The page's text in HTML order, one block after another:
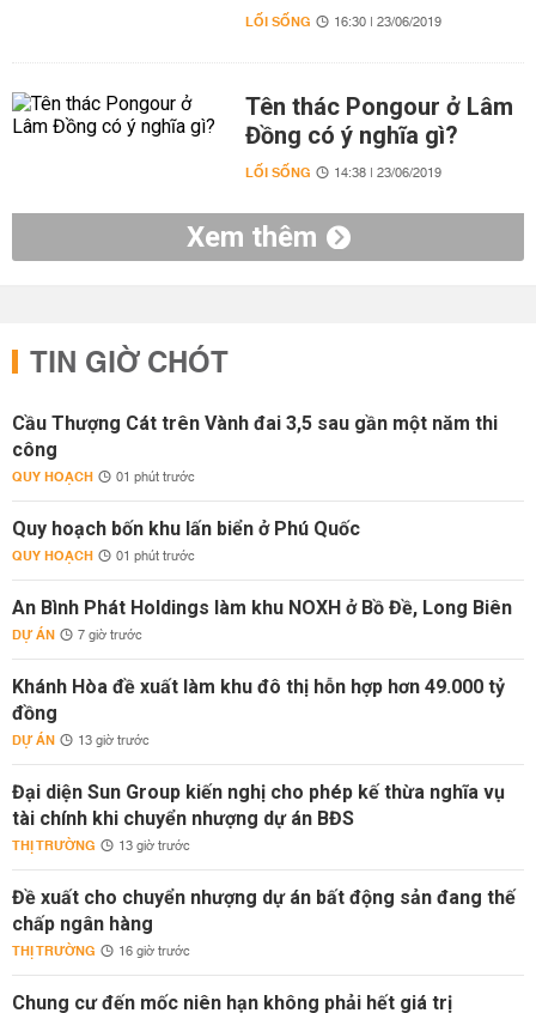
LỐI SỐNG 16:30 | 23/06/2019
Tên thác Pongour ở Lâm
Đồng có ý nghĩa gì?
LỐI SỐNG 14:38 | 23/06/2019
Xem thêm
TIN GIỜ CHÓT
Cầu Thượng Cát trên Vành đai 3,5 sau gần một năm thi
công
QUY HOẠCH 01 phút trước
Quy hoạch bốn khu lấn biển ở Phú Quốc
QUY HOẠCH 01 phút trước
An Bình Phát Holdings làm khu NOXH ở Bồ Đề, Long Biên
DỰ ÁN 7 giờ trước
Khánh Hòa đề xuất làm khu đô thị hỗn hợp hơn 49.000 tỷ
đồng
DỰ ÁN 13 giờ trước
Đại diện Sun Group kiến nghị cho phép kế thừa nghĩa vụ
tài chính khi chuyển nhượng dự án BĐS
THỊ TRƯỜNG 13 giờ trước
Đề xuất cho chuyển nhượng dự án bất động sản đang thế
chấp ngân hàng
THỊ TRƯỜNG 16 giờ trước
Chung cư đến mốc niên hạn không phải hết giá trị